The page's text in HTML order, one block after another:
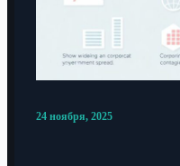
24 ноября, 2025